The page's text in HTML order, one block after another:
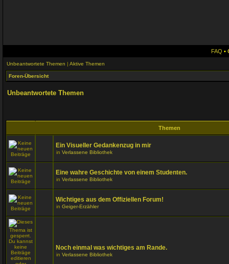
FAQ •
Unbeantwortete Themen | Aktive Themen
Foren-Übersicht
Unbeantwortete Themen
Themen
Ein Visueller Gedankenzug in mir
in Verlassene Bibliothek
Eine wahre Geschichte von einem Studenten.
in Verlassene Bibliothek
Wichtiges aus dem Offiziellen Forum!
in Geiger-Erzähler
Noch einmal was wichtiges am Rande.
in Verlassene Bibliothek